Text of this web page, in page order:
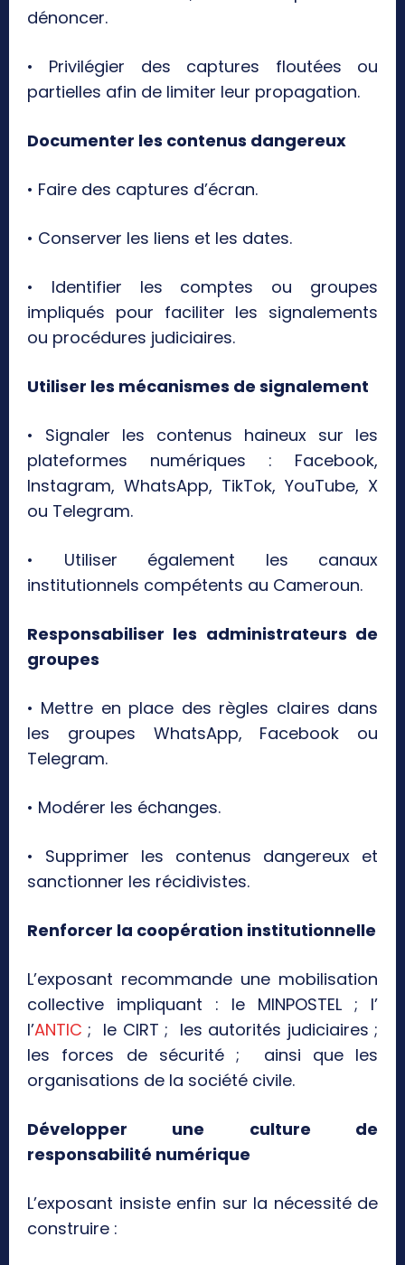
dénoncer.
• Privilégier des captures floutées ou
partielles afin de limiter leur propagation.
Documenter les contenus dangereux
• Faire des captures d’écran.
• Conserver les liens et les dates.
• Identifier les comptes ou groupes
impliqués pour faciliter les signalements
ou procédures judiciaires.
Utiliser les mécanismes de signalement
• Signaler les contenus haineux sur les
plateformes numériques : Facebook,
Instagram, WhatsApp, TikTok, YouTube, X
ou Telegram.
• Utiliser également les canaux
institutionnels compétents au Cameroun.
Responsabiliser les administrateurs de
groupes
• Mettre en place des règles claires dans
les groupes WhatsApp, Facebook ou
Telegram.
• Modérer les échanges.
• Supprimer les contenus dangereux et
sanctionner les récidivistes.
Renforcer la coopération institutionnelle
L’exposant recommande une mobilisation
collective impliquant : le MINPOSTEL ; l’
l’ANTIC ; le CIRT ; les autorités judiciaires ;
les forces de sécurité ; ainsi que les
organisations de la société civile.
Développer une culture de
responsabilité numérique
L’exposant insiste enfin sur la nécessité de
construire :